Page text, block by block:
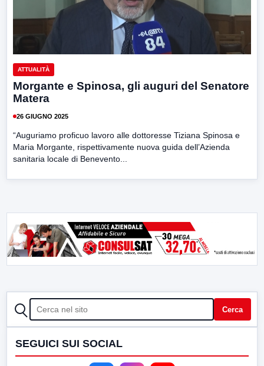
ATTUALITÀ
Morgante e Spinosa, gli auguri del Senatore
Matera
26 GIUGNO 2025
“Auguriamo proficuo lavoro alle dottoresse Tiziana Spinosa e
Maria Morgante, rispettivamente nuova guida dell’Azienda
sanitaria locale di Benevento...
CERCA Cerca
SEGUICI SUI SOCIAL